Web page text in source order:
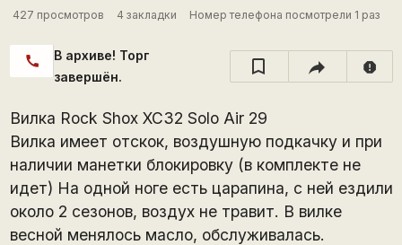
427 просмотров
4 закладки Номер телефона посмотрели 1 раз
call
В архиве! Торг
завершён.
report
Вилка Rock Shox XC32 Solo Air 29
Вилка имеет отскок, воздушную подкачку и при
наличии манетки блокировку (в комплекте не
идет) На одной ноге есть царапина, с ней ездили
около 2 сезонов, воздух не травит. В вилке
весной менялось масло, обслуживалась.